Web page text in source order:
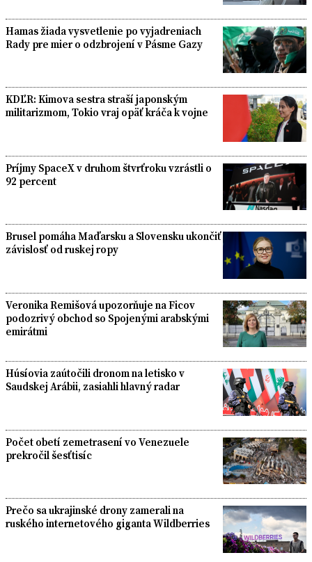
Hamas žiada vysvetlenie po vyjadreniach
Rady pre mier o odzbrojení v Pásme Gazy
KDĽR: Kimova sestra straší japonským
militarizmom, Tokio vraj opäť kráča k vojne
Príjmy SpaceX v druhom štvrťroku vzrástli o
92 percent
Brusel pomáha Maďarsku a Slovensku ukončiť
závislosť od ruskej ropy
Veronika Remišová upozorňuje na Ficov
podozrivý obchod so Spojenými arabskými
emirátmi
Húsíovia zaútočili dronom na letisko v
Saudskej Arábii, zasiahli hlavný radar
Počet obetí zemetrasení vo Venezuele
prekročil šesťtisíc
Prečo sa ukrajinské drony zamerali na
ruského internetového giganta Wildberries